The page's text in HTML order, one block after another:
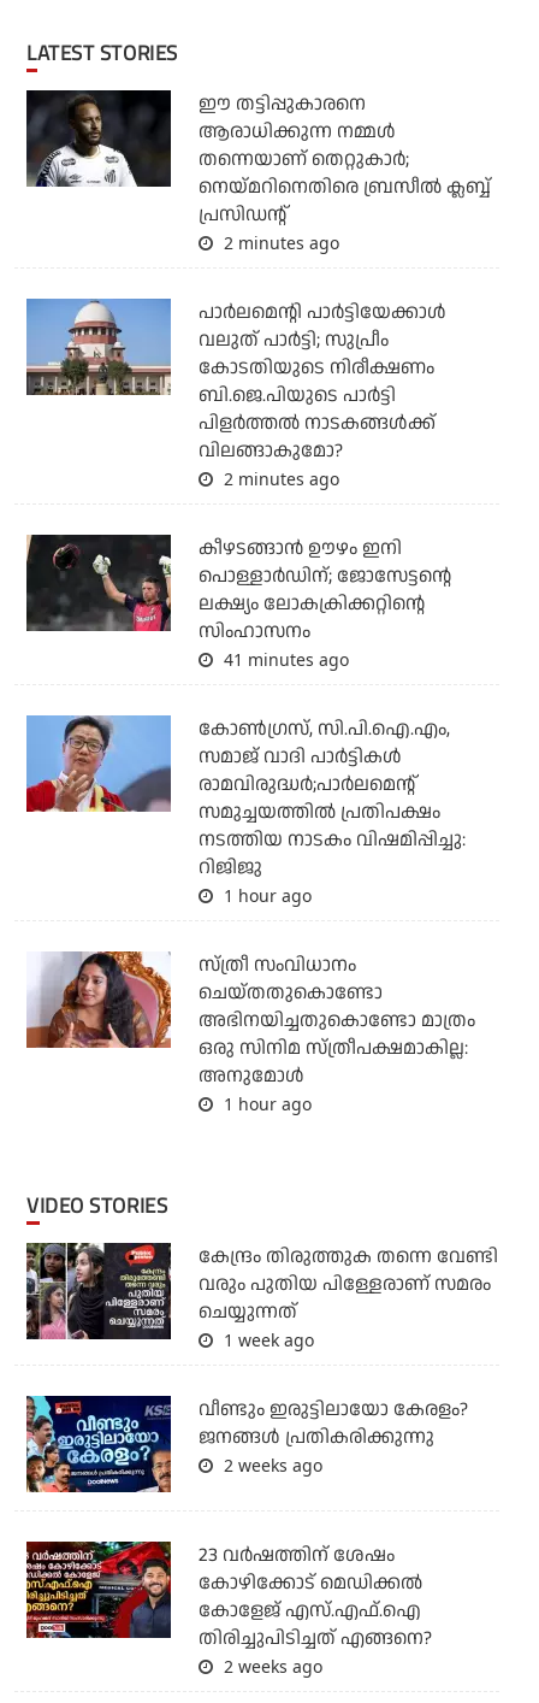
LATEST STORIES
ഈ തട്ടിപ്പുകാരനെ
ആരാധിക്കുന്ന നമ്മള്‍
തന്നെയാണ് തെറ്റുകാര്‍;
നെയ്മറിനെതിരെ ബ്രസീല്‍ ക്ലബ്ബ്
പ്രസിഡന്റ്
2 minutes ago
പാര്‍ലമെന്റി പാര്‍ട്ടിയേക്കാള്‍
വലുത് പാര്‍ട്ടി; സുപ്രീം
കോടതിയുടെ നിരീക്ഷണം
ബി.ജെ.പിയുടെ പാര്‍ട്ടി
പിളര്‍ത്തല്‍ നാടകങ്ങള്‍ക്ക്
വിലങ്ങാകുമോ?
2 minutes ago
കീഴടങ്ങാന്‍ ഊഴം ഇനി
പൊള്ളാര്‍ഡിന്; ജോസേട്ടന്റെ
ലക്ഷ്യം ലോകക്രിക്കറ്റിന്റെ
സിംഹാസനം
41 minutes ago
കോണ്‍ഗ്രസ്, സി.പി.ഐ.എം,
സമാജ് വാദി പാര്‍ട്ടികള്‍
രാമവിരുദ്ധര്‍;പാര്‍ലമെന്റ്
സമുച്ചയത്തില്‍ പ്രതിപക്ഷം
നടത്തിയ നാടകം വിഷമിപ്പിച്ചു:
റിജിജു
1 hour ago
സ്ത്രീ സംവിധാനം
ചെയ്തതുകൊണ്ടോ
അഭിനയിച്ചതുകൊണ്ടോ മാത്രം
ഒരു സിനിമ സ്ത്രീപക്ഷമാകില്ല:
അനുമോൾ
1 hour ago
VIDEO STORIES
കേന്ദ്രം തിരുത്തുക തന്നെ വേണ്ടി
വരും പുതിയ പിള്ളേരാണ് സമരം
ചെയ്യുന്നത്
1 week ago
വീണ്ടും ഇരുട്ടിലായോ കേരളം?
ജനങ്ങൾ പ്രതികരിക്കുന്നു
2 weeks ago
23 വർഷത്തിന് ശേഷം
കോഴിക്കോട് മെഡിക്കൽ
കോളേജ് എസ്.എഫ്.ഐ
തിരിച്ചുപിടിച്ചത് എങ്ങനെ?
2 weeks ago